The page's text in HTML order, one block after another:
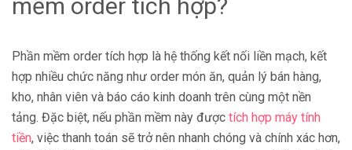
mềm order tích hợp?
Phần mềm order tích hợp là hệ thống kết nối liền mạch, kết
hợp nhiều chức năng như order món ăn, quản lý bán hàng,
kho, nhân viên và báo cáo kinh doanh trên cùng một nền
tảng. Đặc biệt, nếu phần mềm này được tích hợp máy tính
tiền, việc thanh toán sẽ trở nên nhanh chóng và chính xác hơn,